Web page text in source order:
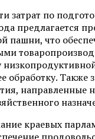
затрат по
предлагается
пашни, что
обработку. Также
направленные
краевых